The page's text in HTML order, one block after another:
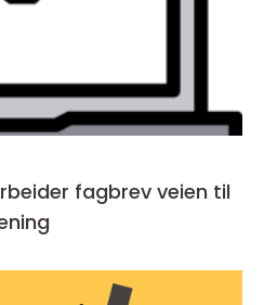
fagbrev veien til